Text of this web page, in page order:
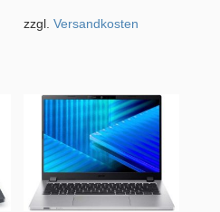
zzgl.Versandkosten